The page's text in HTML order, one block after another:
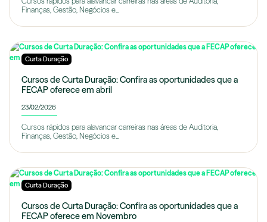
Finanças, Gestão, Negócios e...
Curta Duração
Cursos de Curta Duração: Confira as oportunidades que a
FECAP oferece em abril
23/02/2026
Cursos rápidos para alavancar carreiras nas áreas de Auditoria,
Finanças, Gestão, Negócios e...
Curta Duração
Cursos de Curta Duração: Confira as oportunidades que a
FECAP oferece em Novembro